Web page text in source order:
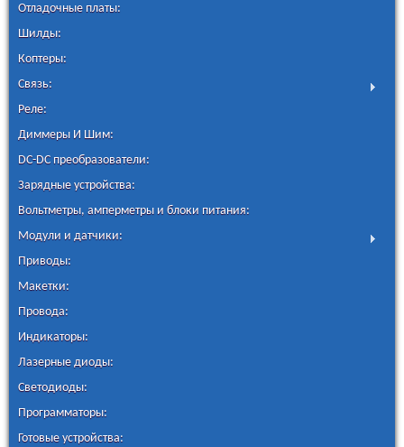
Отладочные платы:
Шилды:
Коптеры:
Связь:
Реле:
Диммеры И Шим:
DC-DC преобразователи:
Зарядные устройства:
Вольтметры, амперметры и блоки питания:
Модули и датчики:
Приводы:
Макетки:
Провода:
Индикаторы:
Лазерные диоды:
Светодиоды:
Программаторы:
Готовые устройства: